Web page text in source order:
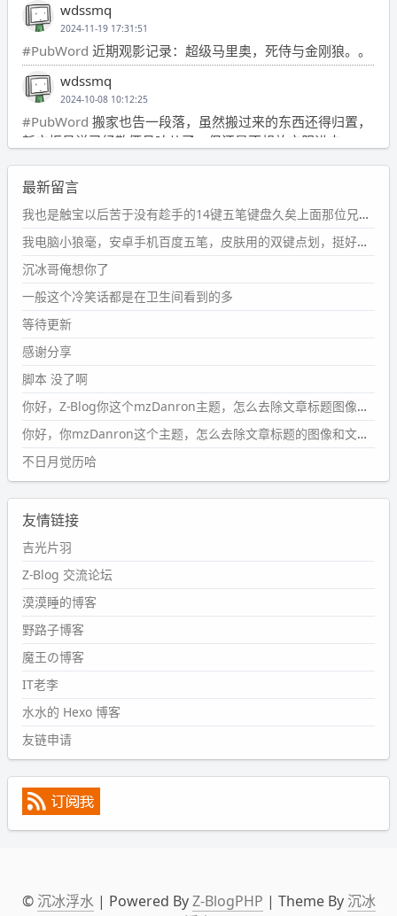
wdssmq
2024-11-19 17:31:51
#PubWord 近期观影记录：超级马里奥，死侍与金刚狼。。
wdssmq
2024-10-08 10:12:25
#PubWord 搬家也告一段落，虽然搬过来的东西还得归置，
新衣柜虽说已经散俩月味儿了，但还是不想放衣服进去。
wdssmq
2024-09-23 21:00:49
#PubWord要不我每年汇总整理一次？？碎雨集_沉冰浮水_
第1页https://www.wdssmq.com/tag/%E7%A2%8E%E9%9
B%A8%E9%9B%86/
wdssmq
2024-09-23 20:58:40
#PubWord
条嘟？？？？
wdssmq
2024-09-15 10:32:07
#PubWordVSCode 内 git 操作卡住的时候没办法主动取消
一直是个痛点，一般都是推送或拉取，今天连提交都卡
了。。
wdssmq
2024-09-11 08:45:43
#PubWord
然后天凉了，为了应对踢被子买了睡袋，不知道 1.2 米会不
会略窄。。
wdssmq
2024-09-09 19:43:00
#PubWord
表，21 年 11 月底发现 B 站上线了这部，直到前几天才看
完，还是分两次看的。。接下来有五项是 2019 年的，都是
电影 —— 略长的待办列表。。
最新留言
我也是触宝以后苦于没有趁手的14键五笔键盘久矣上面那位兄台用的百度双键点划布局我也用过很久，那个皮肤做得很粗糙，个别键位的触发区域是错位的，快速打字时很容易出错，修改它的皮肤文件校正后勉强能用，但早年出的皮肤分辨率太低，实在谈不上美观。百度小米定制版的商店里有一个"小黑板"皮肤还不错(百度官方输入法商店里没有)，但那个风格我不喜欢这两天找到了一个叫"森林集"的公众号，开发了海量的皮肤，很多都有14键版本，付费但很便宜，几块钱，终于有自己满意的输入法了搜了一下，这个工作室还是百度的官方合作伙伴，不知道为什么14键作品都不在官方商店上架，难道是百度官方在刻意放弃14键？
我电脑小狼毫，安卓手机百度五笔，皮肤用的双键点划，挺好的。
沉冰哥俺想你了
一般这个冷笑话都是在卫生间看到的多
等待更新
感谢分享
脚本 没了啊
你好，Z-Blog你这个mzDanron主题，怎么去除文章标题图像和文章摘要，仅显示标题，感谢回复！
你好，你mzDanron这个主题，怎么去除文章标题的图像和文章摘要！仅显示标题，感谢回复解决！
不日月觉历哈
友情链接
吉光片羽
Z-Blog 交流论坛
漠漠睡的博客
野路子博客
魔王の博客
IT老李
水水的 Hexo 博客
友链申请
© 沉冰浮水| Powered ByZ-BlogPHP | Theme By 沉冰